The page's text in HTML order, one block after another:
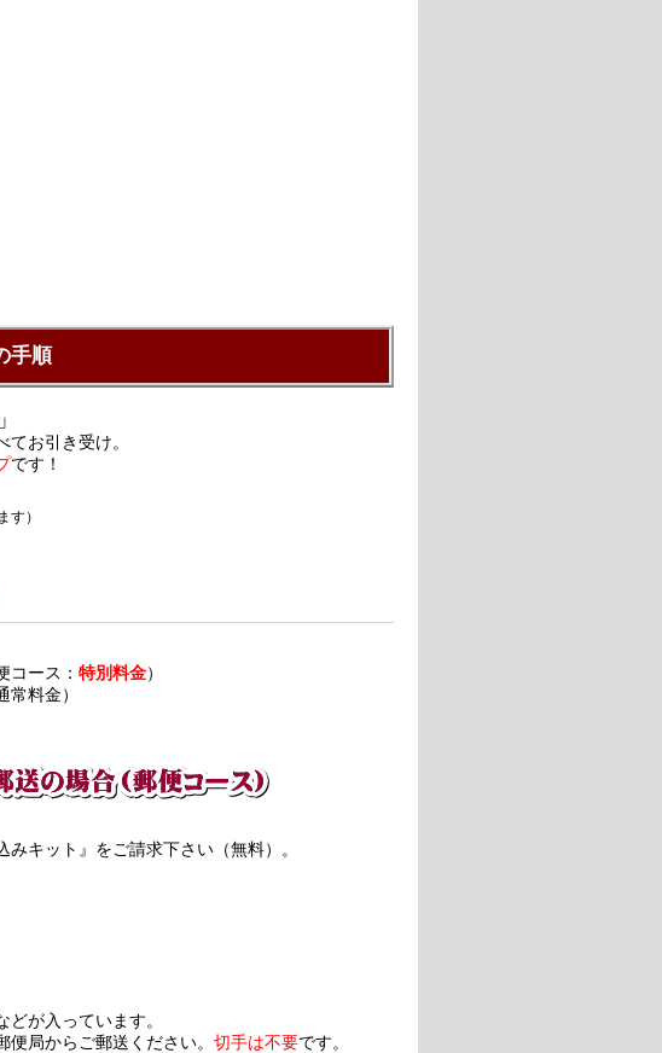
手順
お引き受け。
です！
）
コース： 特別料金）
常料金）
みキット』をご請求下さい（無料）。
どが入っています。
局からご郵送ください。 切手は不要です。